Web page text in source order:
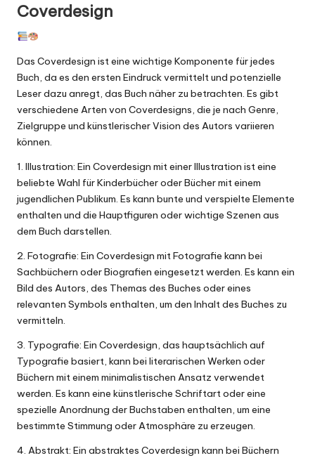
Coverdesign
Das Coverdesign ist eine wichtige Komponente für jedes
Buch, da es den ersten Eindruck vermittelt und potenzielle
Leser dazu anregt, das Buch näher zu betrachten. Es gibt
verschiedene Arten von Coverdesigns, die je nach Genre,
Zielgruppe und künstlerischer Vision des Autors variieren
können.
1. Illustration: Ein Coverdesign mit einer Illustration ist eine
beliebte Wahl für Kinderbücher oder Bücher mit einem
jugendlichen Publikum. Es kann bunte und verspielte Elemente
enthalten und die Hauptfiguren oder wichtige Szenen aus
dem Buch darstellen.
2. Fotografie: Ein Coverdesign mit Fotografie kann bei
Sachbüchern oder Biografien eingesetzt werden. Es kann ein
Bild des Autors, des Themas des Buches oder eines
relevanten Symbols enthalten, um den Inhalt des Buches zu
vermitteln.
3. Typografie: Ein Coverdesign, das hauptsächlich auf
Typografie basiert, kann bei literarischen Werken oder
Büchern mit einem minimalistischen Ansatz verwendet
werden. Es kann eine künstlerische Schriftart oder eine
spezielle Anordnung der Buchstaben enthalten, um eine
bestimmte Stimmung oder Atmosphäre zu erzeugen.
4. Abstrakt: Ein abstraktes Coverdesign kann bei Büchern